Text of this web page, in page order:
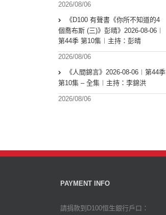
2026/08/06
《D100 有聲書《你所不知道的4
個喬布斯 (三)》彭晴》2026-08-06︱
第44季 第10集︱主持：彭晴
2026/08/06
《人間錦言》2026-08-06︱第44季
第10集 – 全集︱主持：李錦洪
2026/08/06
PAYMENT INFO
請捐款到D100恒生銀行戶口：